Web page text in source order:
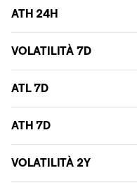
ATH 24H
VOLATILITÀ 7D
ATL 7D
ATH 7D
VOLATILITÀ 2Y